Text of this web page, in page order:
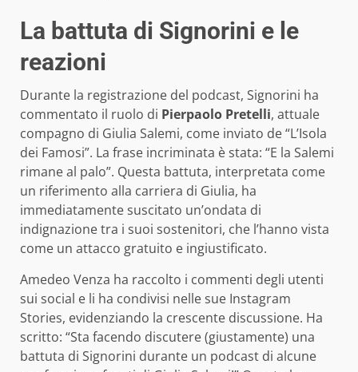
La battuta di Signorini e le
reazioni
Durante la registrazione del podcast, Signorini ha
commentato il ruolo di Pierpaolo Pretelli, attuale
compagno di Giulia Salemi, come inviato de “L’Isola
dei Famosi”. La frase incriminata è stata: “E la Salemi
rimane al palo”. Questa battuta, interpretata come
un riferimento alla carriera di Giulia, ha
immediatamente suscitato un’ondata di
indignazione tra i suoi sostenitori, che l’hanno vista
come un attacco gratuito e ingiustificato.
Amedeo Venza ha raccolto i commenti degli utenti
sui social e li ha condivisi nelle sue Instagram
Stories, evidenziando la crescente discussione. Ha
scritto: “Sta facendo discutere (giustamente) una
battuta di Signorini durante un podcast di alcune